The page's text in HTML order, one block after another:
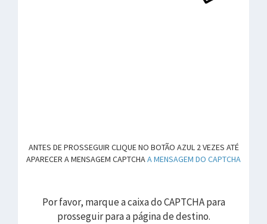
ANTES DE PROSSEGUIR CLIQUE NO BOTÃO AZUL 2 VEZES ATÉ
APARECER A MENSAGEM CAPTCHAA MENSAGEM DO CAPTCHA
Por favor, marque a caixa do CAPTCHA para
prosseguir para a página de destino.